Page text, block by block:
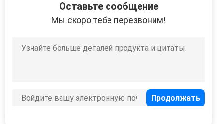
туалета
Freshener воздуха
Оставьте сообщение
Мы скоро тебе перезвоним!